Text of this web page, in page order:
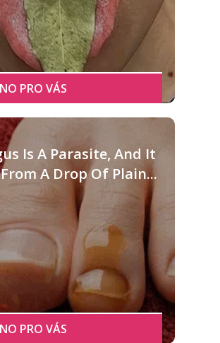
Is A Parasite, And It
A Drop Of Plain...